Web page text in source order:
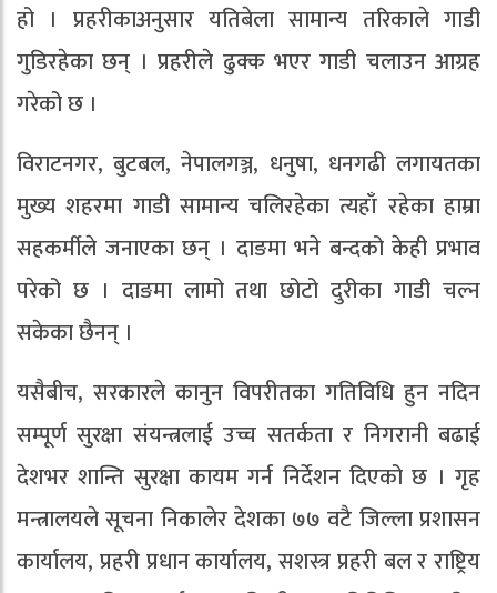
हो । प्रहरीकाअनुसार यतिबेला सामान्य तरिकाले गाडी
गुडिरहेका छन् । प्रहरीले ढुक्क भएर गाडी चलाउन आग्रह
गरेको छ ।
विराटनगर, बुटबल, नेपालगञ्ज, धनुषा, धनगढी लगायतका
मुख्य शहरमा गाडी सामान्य चलिरहेका त्यहाँ रहेका हाम्रा
सहकर्मीले जनाएका छन् । दाङमा भने बन्दको केही प्रभाव
परेको छ । दाङमा लामो तथा छोटो दुरीका गाडी चल्न
सकेका छैनन् ।
यसैबीच, सरकारले कानुन विपरीतका गतिविधि हुन नदिन
सम्पूर्ण सुरक्षा संयन्त्रलाई उच्च सतर्कता र निगरानी बढाई
देशभर शान्ति सुरक्षा कायम गर्न निर्देशन दिएको छ । गृह
मन्त्रालयले सूचना निकालेर देशका ७७ वटै जिल्ला प्रशासन
कार्यालय, प्रहरी प्रधान कार्यालय, सशस्त्र प्रहरी बल र राष्ट्रिय